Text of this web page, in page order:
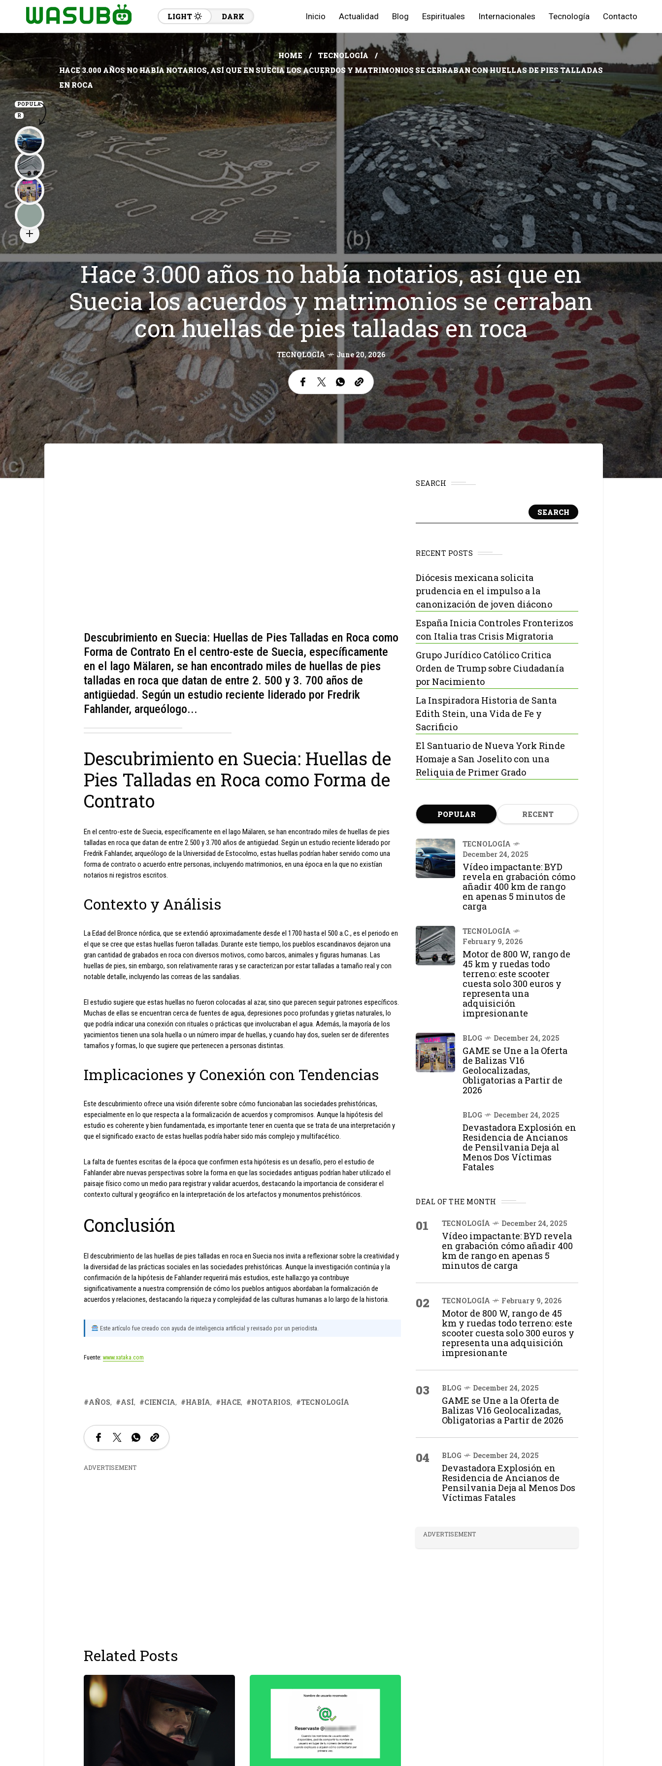
LIGHT DARK Inicio Actualidad Blog Espirituales Internacionales Tecnología Contacto
HOME
TECNOLOGÍA
HACE 3.000 AÑOS NO HABÍA NOTARIOS, ASÍ QUE EN SUECIA LOS ACUERDOS Y MATRIMONIOS SE CERRABAN CON HUELLAS DE PIES TALLADAS
EN ROCA
Hace 3.000 años no había notarios, así que en
Suecia los acuerdos y matrimonios se cerraban
con huellas de pies talladas en roca
TECNOLOGÍA June 20, 2026
Descubrimiento en Suecia: Huellas de Pies Talladas en Roca como
Forma de Contrato En el centro-este de Suecia, específicamente
en el lago Mälaren, se han encontrado miles de huellas de pies
talladas en roca que datan de entre 2. 500 y 3. 700 años de
antigüedad. Según un estudio reciente liderado por Fredrik
Fahlander, arqueólogo...
Descubrimiento en Suecia: Huellas de
Pies Talladas en Roca como Forma de
Contrato
En el centro-este de Suecia, específicamente en el lago Mälaren, se han encontrado miles de huellas de pies
talladas en roca que datan de entre 2.500 y 3.700 años de antigüedad. Según un estudio reciente liderado por
Fredrik Fahlander, arqueólogo de la Universidad de Estocolmo, estas huellas podrían haber servido como una
forma de contrato o acuerdo entre personas, incluyendo matrimonios, en una época en la que no existían
notarios ni registros escritos.
Contexto y Análisis
La Edad del Bronce nórdica, que se extendió aproximadamente desde el 1700 hasta el 500 a.C., es el periodo en
el que se cree que estas huellas fueron talladas. Durante este tiempo, los pueblos escandinavos dejaron una
gran cantidad de grabados en roca con diversos motivos, como barcos, animales y figuras humanas. Las
huellas de pies, sin embargo, son relativamente raras y se caracterizan por estar talladas a tamaño real y con
notable detalle, incluyendo las correas de las sandalias.
El estudio sugiere que estas huellas no fueron colocadas al azar, sino que parecen seguir patrones específicos.
Muchas de ellas se encuentran cerca de fuentes de agua, depresiones poco profundas y grietas naturales, lo
que podría indicar una conexión con rituales o prácticas que involucraban el agua. Además, la mayoría de los
yacimientos tienen una sola huella o un número impar de huellas, y cuando hay dos, suelen ser de diferentes
tamaños y formas, lo que sugiere que pertenecen a personas distintas.
Implicaciones y Conexión con Tendencias
Este descubrimiento ofrece una visión diferente sobre cómo funcionaban las sociedades prehistóricas,
especialmente en lo que respecta a la formalización de acuerdos y compromisos. Aunque la hipótesis del
estudio es coherente y bien fundamentada, es importante tener en cuenta que se trata de una interpretación y
que el significado exacto de estas huellas podría haber sido más complejo y multifacético.
La falta de fuentes escritas de la época que confirmen esta hipótesis es un desafío, pero el estudio de
Fahlander abre nuevas perspectivas sobre la forma en que las sociedades antiguas podrían haber utilizado el
paisaje físico como un medio para registrar y validar acuerdos, destacando la importancia de considerar el
contexto cultural y geográfico en la interpretación de los artefactos y monumentos prehistóricos.
Conclusión
El descubrimiento de las huellas de pies talladas en roca en Suecia nos invita a reflexionar sobre la creatividad y
la diversidad de las prácticas sociales en las sociedades prehistóricas. Aunque la investigación continúa y la
confirmación de la hipótesis de Fahlander requerirá más estudios, este hallazgo ya contribuye
significativamente a nuestra comprensión de cómo los pueblos antiguos abordaban la formalización de
acuerdos y relaciones, destacando la riqueza y complejidad de las culturas humanas a lo largo de la historia.
Este artículo fue creado con ayuda de inteligencia artificial y revisado por un periodista.
Fuente: www.xataka.com
AÑOS ASÍ CIENCIA HABÍA HACE NOTARIOS TECNOLOGÍA
ADVERTISEMENT
Related Posts
SEARCH
SEARCH
RECENT POSTS
Diócesis mexicana solicita
prudencia en el impulso a la
canonización de joven diácono
España Inicia Controles Fronterizos
con Italia tras Crisis Migratoria
Grupo Jurídico Católico Critica
Orden de Trump sobre Ciudadanía
por Nacimiento
La Inspiradora Historia de Santa
Edith Stein, una Vida de Fe y
Sacrificio
El Santuario de Nueva York Rinde
Homaje a San Joselito con una
Reliquia de Primer Grado
POPULAR RECENT
TECNOLOGÍA
December 24, 2025
Vídeo impactante: BYD
revela en grabación cómo
añadir 400 km de rango
en apenas 5 minutos de
carga
TECNOLOGÍA
February 9, 2026
Motor de 800 W, rango de
45 km y ruedas todo
terreno: este scooter
cuesta solo 300 euros y
representa una
adquisición
impresionante
BLOG December 24, 2025
GAME se Une a la Oferta
de Balizas V16
Geolocalizadas,
Obligatorias a Partir de
2026
BLOG December 24, 2025
Devastadora Explosión en
Residencia de Ancianos
de Pensilvania Deja al
Menos Dos Víctimas
Fatales
DEAL OF THE MONTH
01 TECNOLOGÍA December 24, 2025
Vídeo impactante: BYD revela
en grabación cómo añadir 400
km de rango en apenas 5
minutos de carga
02 TECNOLOGÍA February 9, 2026
Motor de 800 W, rango de 45
km y ruedas todo terreno: este
scooter cuesta solo 300 euros y
representa una adquisición
impresionante
03 BLOG December 24, 2025
GAME se Une a la Oferta de
Balizas V16 Geolocalizadas,
Obligatorias a Partir de 2026
04 BLOG December 24, 2025
Devastadora Explosión en
Residencia de Ancianos de
Pensilvania Deja al Menos Dos
Víctimas Fatales
ADVERTISEMENT
POPULA
R